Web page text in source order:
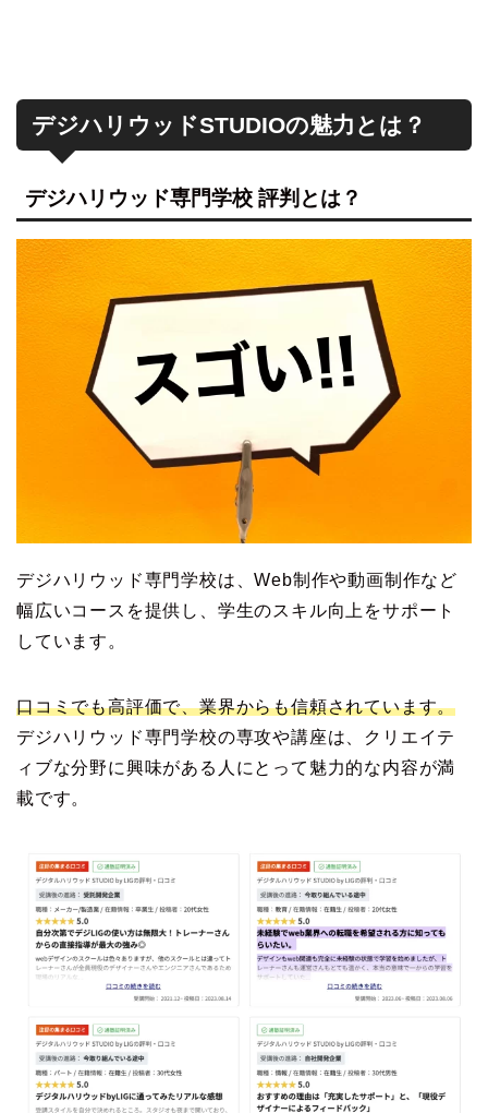
デジハリウッドSTUDIOの魅力とは？
デジハリウッド専門学校 評判とは？
デジハリウッド専門学校は、Web制作や動画制作など
幅広いコースを提供し、学生のスキル向上をサポート
しています。
口コミでも高評価で、業界からも信頼されています。
デジハリウッド専門学校の専攻や講座は、クリエイテ
ィブな分野に興味がある人にとって魅力的な内容が満
載です。